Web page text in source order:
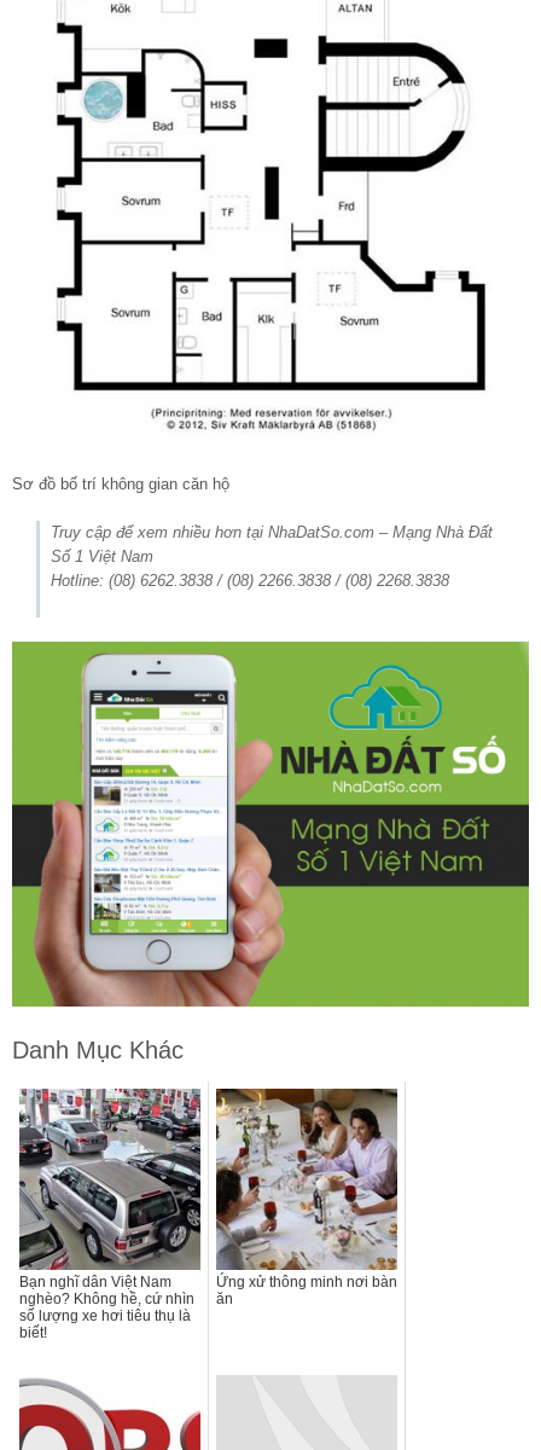
Sơ đồ bố trí không gian căn hộ
Truy cập để xem nhiều hơn tại NhaDatSo.com – Mạng Nhà Đất
Số 1 Việt Nam
Hotline: (08) 6262.3838 / (08) 2266.3838 / (08) 2268.3838
Danh Mục Khác
Bạn nghĩ dân Việt Nam
nghèo? Không hề, cứ nhìn
số lượng xe hơi tiêu thụ là
biết!
Ứng xử thông minh nơi bàn
ăn